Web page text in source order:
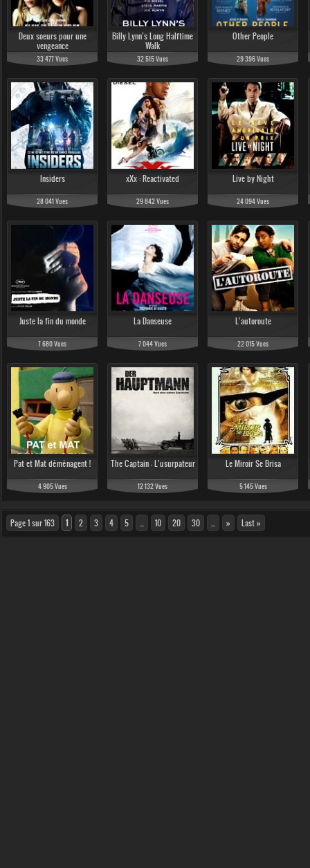
22 015 Vues 4 404 Vues 10 314 Vues
14 657 Vues 15 385 Vues 2 932 Vues
3 650 Vues 3 751 Vues 3 582 Vues
Deux soeurs pour une
vengeance
33 477 Vues
Billy Lynn’s Long Halftime
Walk
32 515 Vues
Other People
29 396 Vues
Insiders
28 041 Vues
xXx : Reactivated
29 842 Vues
Live by Night
24 094 Vues
Juste la fin du monde
7 680 Vues
La Danseuse
7 044 Vues
L’autoroute
22 015 Vues
Pat et Mat déménagent !
4 905 Vues
The Captain - L’usurpateur
12 132 Vues
Le Miroir Se Brisa
5 145 Vues
Page 1 sur 163 1 2 3 4 5 10 20 30 » Last »